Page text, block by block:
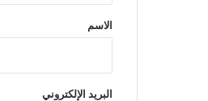
*
الاسم
البريد الإلكتروني